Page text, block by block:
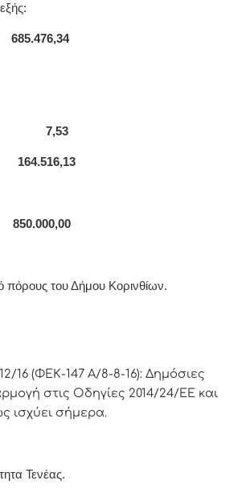
.476,34
7,53
πόρους του Δήμου Κορινθίων.
16 (ΦΕΚ-147 Α/8-8-16): Δημόσιες
στις Οδηγίες 2014/24/ΕΕ και
ισχύει σήμερα.
Τενέας.